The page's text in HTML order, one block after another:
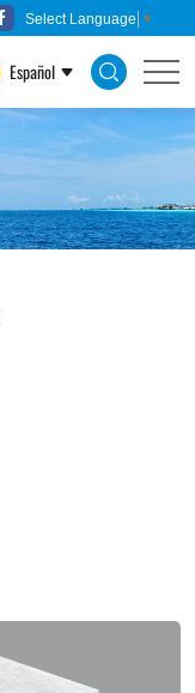
Select Language ▼
Español